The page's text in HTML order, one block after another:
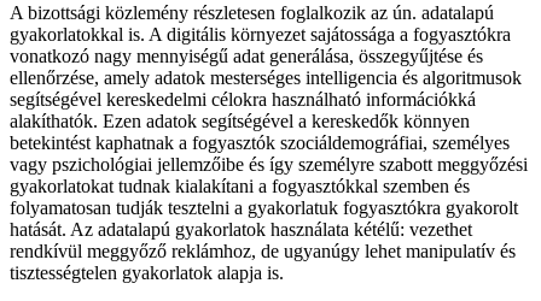
A bizottsági közlemény részletesen foglalkozik az ún. adatalapú
gyakorlatokkal is. A digitális környezet sajátossága a fogyasztókra
vonatkozó nagy mennyiségű adat generálása, összegyűjtése és
ellenőrzése, amely adatok mesterséges intelligencia és algoritmusok
segítségével kereskedelmi célokra használható információkká
alakíthatók. Ezen adatok segítségével a kereskedők könnyen
betekintést kaphatnak a fogyasztók szociáldemográfiai, személyes
vagy pszichológiai jellemzőibe és így személyre szabott meggyőzési
gyakorlatokat tudnak kialakítani a fogyasztókkal szemben és
folyamatosan tudják tesztelni a gyakorlatuk fogyasztókra gyakorolt
hatását. Az adatalapú gyakorlatok használata kétélű: vezethet
rendkívül meggyőző reklámhoz, de ugyanúgy lehet manipulatív és
tisztességtelen gyakorlatok alapja is.